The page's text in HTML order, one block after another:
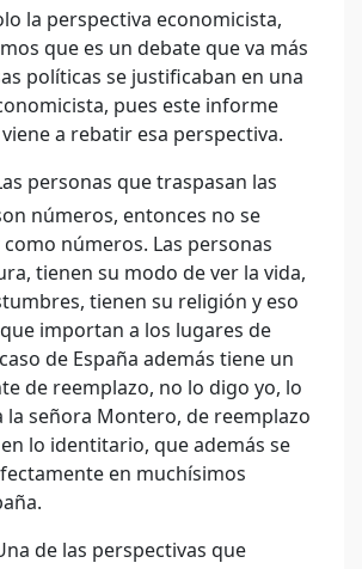
la perspectiva economicista,
que es un debate que va más
políticas se justificaban en una
pues este informe
a rebatir esa perspectiva.
personas que traspasan las
números, entonces no se
números. Las personas
tienen su modo de ver la vida,
tienen su religión y eso
importan a los lugares de
de España además tiene un
de reemplazo, no lo digo yo, lo
señora Montero, de reemplazo
lo identitario, que además se
en muchísimos
de las perspectivas que